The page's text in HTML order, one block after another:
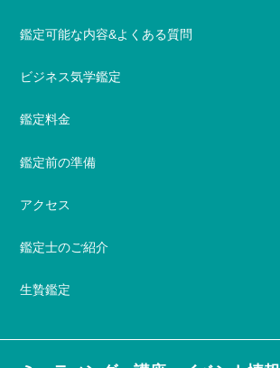
鑑定可能な内容&よくある質問
ビジネス気学鑑定
鑑定料金
鑑定前の準備
アクセス
鑑定士のご紹介
生贄鑑定